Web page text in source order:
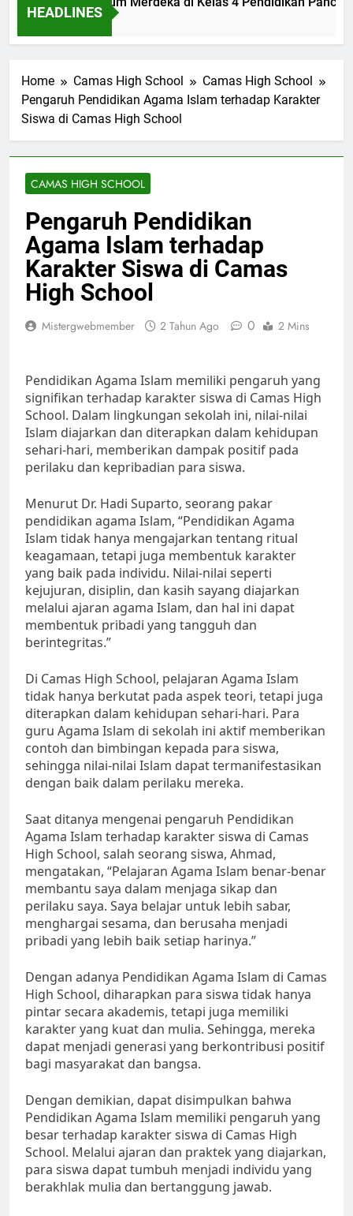
HEADLINES
Ago
Home Camas High School
Camas High School
Pengaruh Pendidikan Agama Islam terhadap Karakter
Siswa di Camas High School
CAMAS HIGH SCHOOL
Pengaruh Pendidikan
Agama Islam terhadap
Karakter Siswa di Camas
High School
Mistergwebmember 2 Tahun Ago 0 2 Mins
Pendidikan Agama Islam memiliki pengaruh yang
signifikan terhadap karakter siswa di Camas High
School. Dalam lingkungan sekolah ini, nilai-nilai
Islam diajarkan dan diterapkan dalam kehidupan
sehari-hari, memberikan dampak positif pada
perilaku dan kepribadian para siswa.
Menurut Dr. Hadi Suparto, seorang pakar
pendidikan agama Islam, “Pendidikan Agama
Islam tidak hanya mengajarkan tentang ritual
keagamaan, tetapi juga membentuk karakter
yang baik pada individu. Nilai-nilai seperti
kejujuran, disiplin, dan kasih sayang diajarkan
melalui ajaran agama Islam, dan hal ini dapat
membentuk pribadi yang tangguh dan
berintegritas.”
Di Camas High School, pelajaran Agama Islam
tidak hanya berkutat pada aspek teori, tetapi juga
diterapkan dalam kehidupan sehari-hari. Para
guru Agama Islam di sekolah ini aktif memberikan
contoh dan bimbingan kepada para siswa,
sehingga nilai-nilai Islam dapat termanifestasikan
dengan baik dalam perilaku mereka.
Saat ditanya mengenai pengaruh Pendidikan
Agama Islam terhadap karakter siswa di Camas
High School, salah seorang siswa, Ahmad,
mengatakan, “Pelajaran Agama Islam benar-benar
membantu saya dalam menjaga sikap dan
perilaku saya. Saya belajar untuk lebih sabar,
menghargai sesama, dan berusaha menjadi
pribadi yang lebih baik setiap harinya.”
Dengan adanya Pendidikan Agama Islam di Camas
High School, diharapkan para siswa tidak hanya
pintar secara akademis, tetapi juga memiliki
karakter yang kuat dan mulia. Sehingga, mereka
dapat menjadi generasi yang berkontribusi positif
bagi masyarakat dan bangsa.
Dengan demikian, dapat disimpulkan bahwa
Pendidikan Agama Islam memiliki pengaruh yang
besar terhadap karakter siswa di Camas High
School. Melalui ajaran dan praktek yang diajarkan,
para siswa dapat tumbuh menjadi individu yang
berakhlak mulia dan bertanggung jawab.